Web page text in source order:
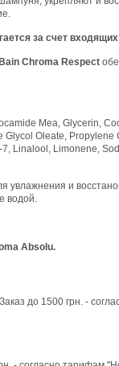
за счет
Chroma Respect
Mea, Glycerin,
Oleate,
Linalool, Limonene,
увлажнения и
водой.
Absolu.
Заказ до 1500 грн. -